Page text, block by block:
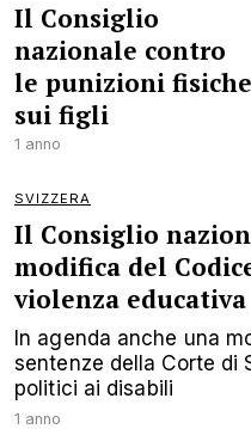
Il Consiglio
nazionale contro
le punizioni fisiche
sui figli
1 anno
SVIZZERA
Il Consiglio
modifica del
violenza educativa
In agenda anche una
sentenze della Corte di
politici ai disabili
1 anno